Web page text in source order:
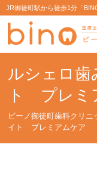
JR御徒町駅から徒歩1分「
ルシェロ歯
ト プレミ
ビーノ御徒町歯科クリニ
イト プレミアムケア